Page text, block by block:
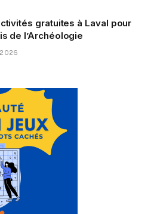
gratuites à Laval pour
de l’Archéologie